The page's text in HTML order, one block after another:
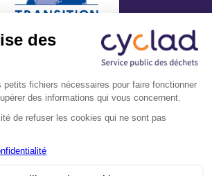
Politique de confidentialité